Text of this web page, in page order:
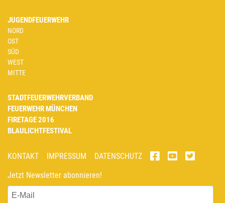
JUGENDFEUERWEHR
NORD
OST
SÜD
WEST
MITTE
STADTFEUERWEHRVERBAND
FEUERWEHR MÜNCHEN
FIRETAGE 2016
BLAULICHTFESTIVAL
KONTAKT IMPRESSUM
DATENSCHUTZ
Jetzt Newsletter abonnieren!